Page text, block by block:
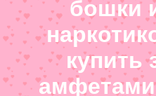
бошки
купить